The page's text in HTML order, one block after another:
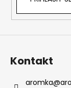
Kontakt
aromka@